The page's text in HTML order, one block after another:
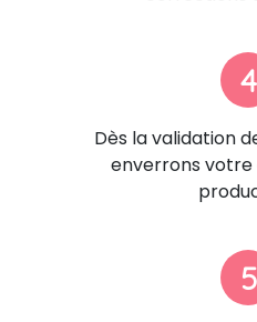
4
Dès la validation
enverrons
5